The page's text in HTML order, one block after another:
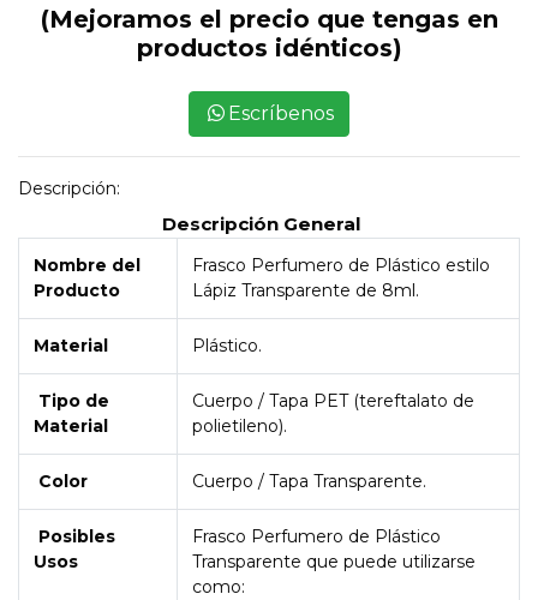
(Mejoramos el precio que tengas en
productos idénticos)
Escríbenos
Descripción:
Descripción General
Nombre del
Producto
Frasco Perfumero de Plástico estilo
Lápiz Transparente de 8ml.
Material Plástico.
Tipo de
Material
Cuerpo / Tapa PET (tereftalato de
polietileno).
Color Cuerpo / Tapa Transparente.
Posibles
Usos
Frasco Perfumero de Plástico
Transparente que puede utilizarse
como: